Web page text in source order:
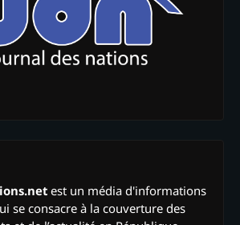
est un média d'informations
se consacre à la couverture des